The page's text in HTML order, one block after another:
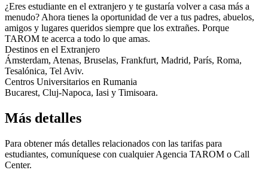
¿Eres estudiante en el extranjero y te gustaría volver a casa más a
menudo? Ahora tienes la oportunidad de ver a tus padres, abuelos,
amigos y lugares queridos siempre que los extrañes. Porque
TAROM te acerca a todo lo que amas.
Destinos en el Extranjero
Ámsterdam, Atenas, Bruselas, Frankfurt, Madrid, París, Roma,
Tesalónica, Tel Aviv.
Centros Universitarios en Rumania
Bucarest, Cluj-Napoca, Iasi y Timisoara.
Más detalles
Para obtener más detalles relacionados con las tarifas para
estudiantes, comuníquese con cualquier Agencia TAROM o Call
Center.